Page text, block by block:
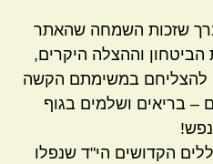
שזכות השמחה שהאתר
הביטחון וההצלה היקרים,
להצליחם במשימתם הקשה
– בריאים ושלמים בגוף
הקדושים הי"ד שנפלו